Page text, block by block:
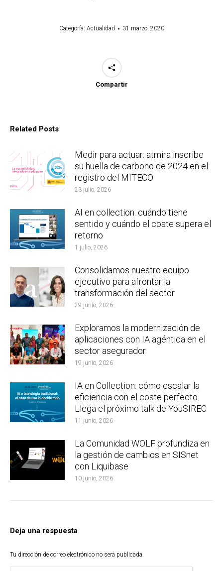
Categoría: Actualidad 31 marzo, 2020
Compartir
Related Posts
Medir para actuar: atmira inscribe
su huella de carbono de 2024 en el
registro del MITECO
23 julio, 2026
AI en collection: cuándo tiene
sentido y cuándo el coste supera el
retorno
1 julio, 2026
Consolidamos nuestro equipo
ejecutivo para afrontar la
transformación del sector
29 junio, 2026
Exploramos la modernización de
aplicaciones con IA agéntica en el
sector asegurador
19 junio, 2026
IA en Collection: cómo escalar la
eficiencia con el coste perfecto.
Llega el próximo talk de YouSIREC
11 junio, 2026
La Comunidad WOLF profundiza en
la gestión de cambios en SISnet
con Liquibase
10 junio, 2026
Deja una respuesta
Tu dirección de correo electrónico no será publicada.